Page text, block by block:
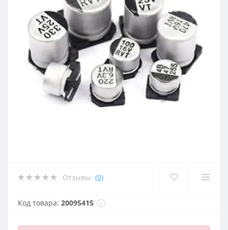
Отзывы: (0)
Код товара: 20095415